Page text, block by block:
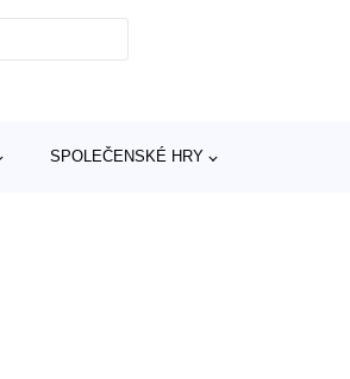
SPOLEČENSKÉ HRY